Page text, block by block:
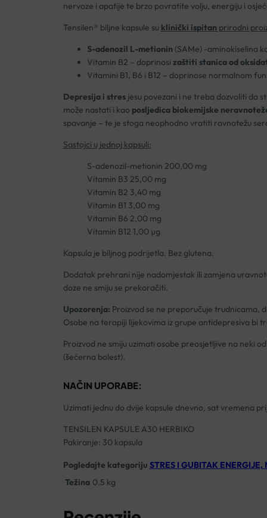
nervoze i apatije te brzo povratite volju, energiju i
Tensilen® biljne kapsule su klinički ispitan prirodni
S-adenozil L-metionin (SAMe) -aminokiselina
Vitamin B2 – doprinosi zaštiti stanica od
Vitamini B1, B6 i B12 – doprinose normalnom
Depresija i stresjesu povezani i ne treba dozvoliti da
može nastati i kao posljedica biokemijske
spavanje – te je stoga neophodno vratiti ravnotežu
Sastojci u jednoj kapsuli:
S-adenozil-metionin 200,00 mg
Vitamin B3 25,00 mg
Vitamin B2 3,40 mg
Vitamin B1 3,00 mg
Vitamin B6 2,00 mg
Vitamin B12 1,00 µg
Kapsula je biljnog podrijetla. Bez glutena.
Dodatak prehrani nije nadomjestak ili zamjena
doze ne smiju se prekoračiti.
Upozorenja: Proizvod se ne preporučuje trudnicama,
Osobe na terapiji lijekovima iz grupe antidepresiva bi
Proizvod ne smiju uzimati osobe preosjetljive na neki
(šećerna bolest).
NAČIN UPORABE:
Uzimati jednu do dvije kapsule dnevno, sat vremena
TENSILEN KAPSULE A30 HERBIKO
Pakiranje: 30 kapsula
Pogledajte kategoriju STRES I GUBITAK ENERGIJE,
Težina 0.5 kg